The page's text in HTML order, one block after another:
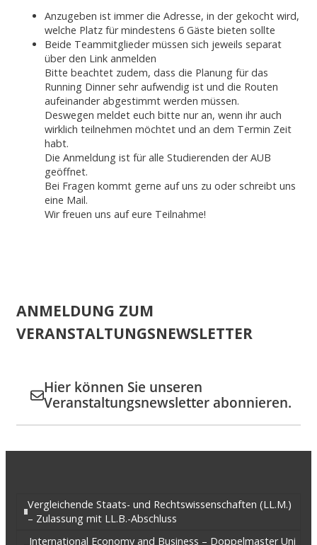
Anzugeben ist immer die Adresse, in der gekocht wird,
welche Platz für mindestens 6 Gäste bieten sollte
Beide Teammitglieder müssen sich jeweils separat
über den Link anmelden
Bitte beachtet zudem, dass die Planung für das
Running Dinner sehr aufwendig ist und die Routen
aufeinander abgestimmt werden müssen.
Deswegen meldet euch bitte nur an, wenn ihr auch
wirklich teilnehmen möchtet und an dem Termin Zeit
habt.
Die Anmeldung ist für alle Studierenden der AUB
geöffnet.
Bei Fragen kommt gerne auf uns zu oder schreibt uns
eine Mail.
Wir freuen uns auf eure Teilnahme!
ANMELDUNG ZUM
VERANSTALTUNGSNEWSLETTER
Hier können Sie unseren
Veranstaltungsnewsletter abonnieren.
Vergleichende Staats- und Rechtswissenschaften (LL.M.)
– Zulassung mit LL.B.-Abschluss
International Economy and Business – Doppelmaster Uni